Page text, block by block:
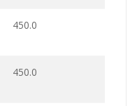
450.0
450.0